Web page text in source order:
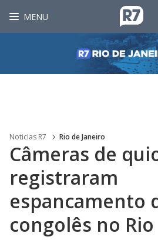
MENU
Noticias R7 Rio de Janeiro
Câmeras de
registraram
espancamento
congolês no Rio